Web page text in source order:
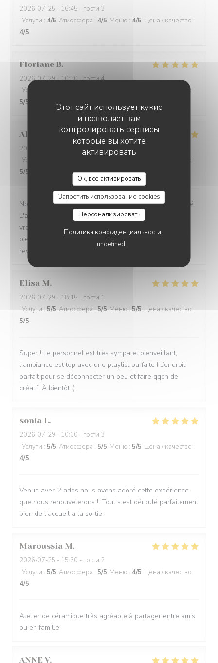
Этот сайт использует кукис
и позволяет вам
контролировать сервисы
которые вы хотите
активировать
Ок, все активировать
Запретить использование cookies
Персонализировать
Политика конфиденциальности
undefined
2026-07-25 - 16:45 - гости 3
Услуги : 4/5 Атмосфера : 4/5 Меню : 4/5 Цена / качество :
4/5
Floriane B
2026-07-29- 10:30 - гости 4
Услуги
Цена / качество :
5/5
Alise
2026-07-29
- 14:30 - гости 4
Услуги
Цена / качество :
5/5
Nous avons adoré cette bulle de calme offert par le café.
L'accueil et les explications sont au top et nous avons
vraiment passé un très agréable moment, une pause
bienvenue dans un quotidien parfois intense. Nous
reviendrons, c'est certain.
Elisa M
2026-07-29 - 18:15 - гости 1
Услуги:5/5 Атмосфера:5/5 Меню:5/5 Цена / качество :
5/5
Super ! Le personnel est très sympa et bienveillant,
l’ambiance est top avec une playlist parfaite ! L’endroit
parfait pour se déconnecter un peu et faire qqch de
créatif. À bientôt :)
sonia L
2026-07-29 - 10:00 - гости 3
Услуги : 5/5 Атмосфера : 5/5 Меню : 5/5 Цена / качество :
4/5
Venue avec 2 ados nous avons adoré cette expérience
que nous renouvelerons !! Tout s est déroulé parfaitement
bien de l'accueil a la sortie
Maroussia M
2026-07-25 - 15:30 - гости 2
Услуги : 5/5 Атмосфера : 5/5 Меню : 4/5 Цена / качество :
4/5
Atelier de céramique très agréable à partager entre amis
ou en famille
ANNE V
BAV'ART CAFÉ